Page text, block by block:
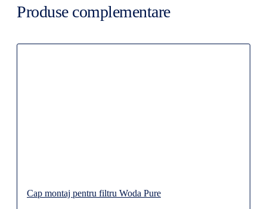
Produse complementare
Cap montaj pentru filtru Woda Pure